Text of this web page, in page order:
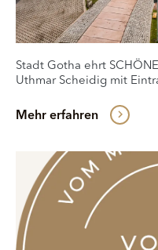
Stadt Gotha ehrt
Uthmar Scheidig mit
Mehr erfahren